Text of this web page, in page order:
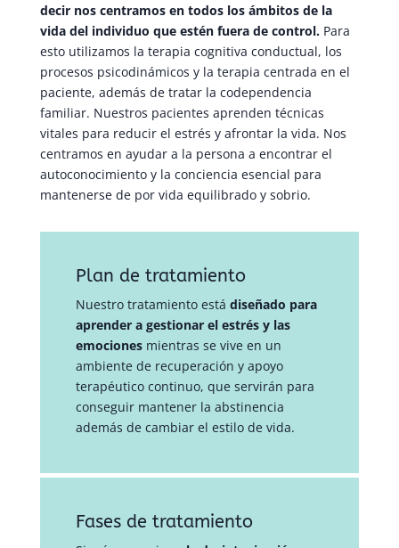
decir nos centramos en todos los ámbitos de la
vida del individuo que estén fuera de control. Para
esto utilizamos la terapia cognitiva conductual, los
procesos psicodinámicos y la terapia centrada en el
paciente, además de tratar la codependencia
familiar. Nuestros pacientes aprenden técnicas
vitales para reducir el estrés y afrontar la vida. Nos
centramos en ayudar a la persona a encontrar el
autoconocimiento y la conciencia esencial para
mantenerse de por vida equilibrado y sobrio.
Plan de tratamiento
Nuestro tratamiento está diseñado para
aprender a gestionar el estrés y las
emocionesmientras se vive en un
ambiente de recuperación y apoyo
terapéutico continuo, que servirán para
conseguir mantener la abstinencia
además de cambiar el estilo de vida.
Fases de tratamiento